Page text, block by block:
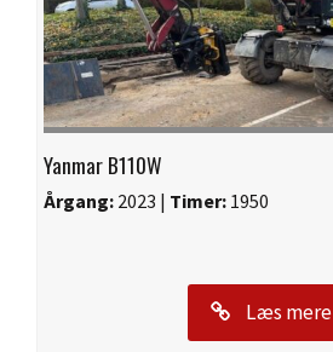
Yanmar B110W
Årgang: 2023 | Timer: 1950
Læs mere